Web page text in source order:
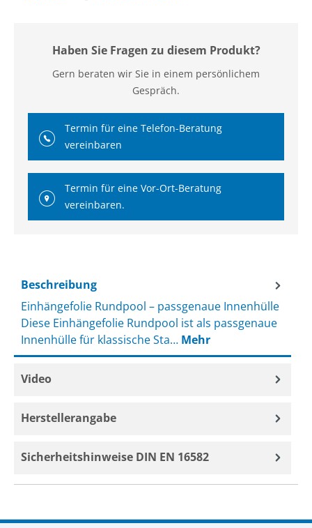
Haben Sie Fragen zu diesem Produkt?
Gern beraten wir Sie in einem persönlichem
Gespräch.
Termin für eine Telefon-Beratung
vereinbaren
Termin für eine Vor-Ort-Beratung
vereinbaren.
Beschreibung
Einhängefolie Rundpool – passgenaue Innenhülle
Diese Einhängefolie Rundpool ist als passgenaue
Innenhülle für klassische Sta… Mehr
Video
Herstellerangabe
Sicherheitshinweise DIN EN 16582